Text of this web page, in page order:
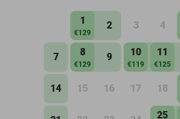
1
€129
2 3 4
7 8
€129
9 10
€119
11
€125
14 15 16 17 18
25